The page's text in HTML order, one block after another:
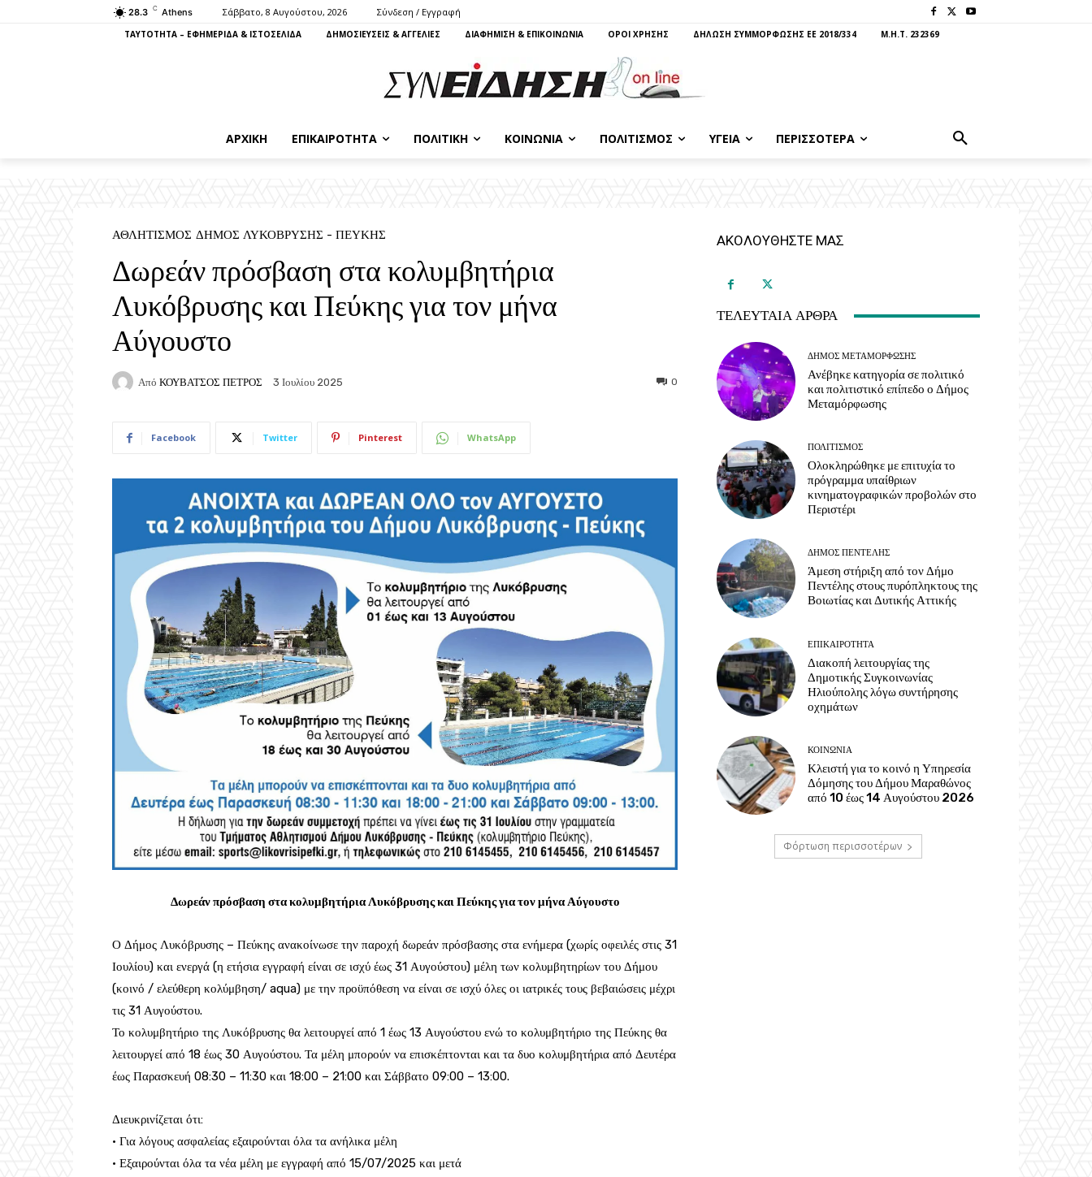
28.3 C Athens Σάββατο, 8 Αυγούστου, 2026 Σύνδεση / Εγγραφή
ΤΑΥΤΟΤΗΤΑ – ΕΦΗΜΕΡΙΔΑ & ΙΣΤΟΣΕΛΙΔΑ ΔΗΜΟΣΙΕΥΣΕΙΣ & ΑΓΓΕΛΙΕΣ ΔΙΑΦΗΜΙΣΗ & ΕΠΙΚΟΙΝΩΝΙΑ ΌΡΟΙ ΧΡΗΣΗΣ ΔΗΛΩΣΗ ΣΥΜΜΟΡΦΩΣΗΣ ΕΕ 2018/334 Μ.Η.Τ. 232369
ΑΡΧΙΚΉ ΕΠΙΚΑΙΡΌΤΗΤΑ ΠΟΛΙΤΙΚΉ ΚΟΙΝΩΝΊΑ ΠΟΛΙΤΙΣΜΌΣ ΥΓΕΊΑ ΠΕΡΙΣΣΟΤΕΡΑ
ΑΘΛΗΤΙΣΜΌΣ ΔΉΜΟΣ ΛΥΚΌΒΡΥΣΗΣ - ΠΕΎΚΗΣ
Δωρεάν πρόσβαση στα κολυμβητήρια
Λυκόβρυσης και Πεύκης για τον μήνα
Αύγουστο
Από ΚΟΥΒΑΤΣΟΣ ΠΕΤΡΟΣ 3 Ιουλίου 2025 0
Facebook Twitter Pinterest WhatsApp
Δωρεάν πρόσβαση στα κολυμβητήρια Λυκόβρυσης και Πεύκης για τον μήνα Αύγουστο
Ο Δήμος Λυκόβρυσης – Πεύκης ανακοίνωσε την παροχή δωρεάν πρόσβασης στα ενήμερα (χωρίς οφειλές στις 31
Ιουλίου) και ενεργά (η ετήσια εγγραφή είναι σε ισχύ έως 31 Αυγούστου) μέλη των κολυμβητηρίων του Δήμου
(κοινό / ελεύθερη κολύμβηση/ aqua) με την προϋπόθεση να είναι σε ισχύ όλες οι ιατρικές τους βεβαιώσεις μέχρι
τις 31 Αυγούστου.
Το κολυμβητήριο της Λυκόβρυσης θα λειτουργεί από 1 έως 13 Αυγούστου ενώ το κολυμβητήριο της Πεύκης θα
λειτουργεί από 18 έως 30 Αυγούστου. Τα μέλη μπορούν να επισκέπτονται και τα δυο κολυμβητήρια από Δευτέρα
έως Παρασκευή 08:30 – 11:30 και 18:00 – 21:00 και Σάββατο 09:00 – 13:00.
Διευκρινίζεται ότι:
• Για λόγους ασφαλείας εξαιρούνται όλα τα ανήλικα μέλη
• Εξαιρούνται όλα τα νέα μέλη με εγγραφή από 15/07/2025 και μετά
ΑΚΟΛΟΥΘΗΣΤΕ ΜΑΣ
ΤΕΛΕΥΤΑΊΑ ΆΡΘΡΑ
ΔΉΜΟΣ ΜΕΤΑΜΌΡΦΩΣΗΣ
Ανέβηκε κατηγορία σε πολιτικό
και πολιτιστικό επίπεδο ο Δήμος
Μεταμόρφωσης
ΠΟΛΙΤΙΣΜΌΣ
Ολοκληρώθηκε με επιτυχία το
πρόγραμμα υπαίθριων
κινηματογραφικών προβολών στο
Περιστέρι
ΔΉΜΟΣ ΠΕΝΤΈΛΗΣ
Άμεση στήριξη από τον Δήμο
Πεντέλης στους πυρόπληκτους της
Βοιωτίας και Δυτικής Αττικής
ΕΠΙΚΑΙΡΌΤΗΤΑ
Διακοπή λειτουργίας της
Δημοτικής Συγκοινωνίας
Ηλιούπολης λόγω συντήρησης
οχημάτων
ΚΟΙΝΩΝΊΑ
Κλειστή για το κοινό η Υπηρεσία
Δόμησης του Δήμου Μαραθώνος
από 10 έως 14 Αυγούστου 2026
Φόρτωση περισσοτέρων